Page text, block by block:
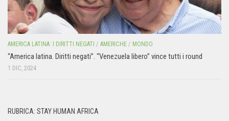
AMERICA LATINA: I DIRITTI NEGATI / AMERICHE / MONDO
“America latina. Diritti negati”. “Venezuela libero” vince tutti i round
1 DIC, 2024
RUBRICA: STAY HUMAN AFRICA